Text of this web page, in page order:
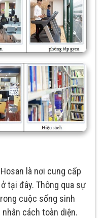
là nơi cung cấp
tại đây. Thông qua sự
cuộc sống sinh
cách toàn diện.